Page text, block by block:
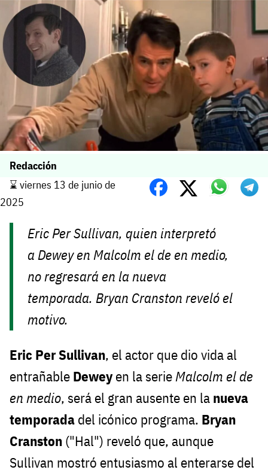
Redacción
⌛️ viernes 13 de junio de
2025
Eric Per Sullivan, quien interpretó
a Dewey enMalcolm el de en medio,
no regresará en la nueva
temporada. Bryan Cranston reveló el
motivo.
Eric Per Sullivan, el actor que dio vida al
entrañable Deweyen la serieMalcolm el de
en medio, será el gran ausente en la nueva
temporada del icónico programa. Bryan
Cranston ("Hal") reveló que, aunque
Sullivan mostró entusiasmo al enterarse del